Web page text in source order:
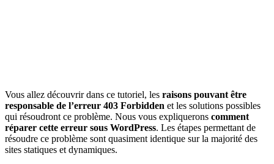
Vous allez découvrir dans ce tutoriel, les raisons pouvant être
responsable de l’erreur 403 Forbidden et les solutions possibles
qui résoudront ce problème. Nous vous expliquerons comment
réparer cette erreur sous WordPress. Les étapes permettant de
résoudre ce problème sont quasiment identique sur la majorité des
sites statiques et dynamiques.